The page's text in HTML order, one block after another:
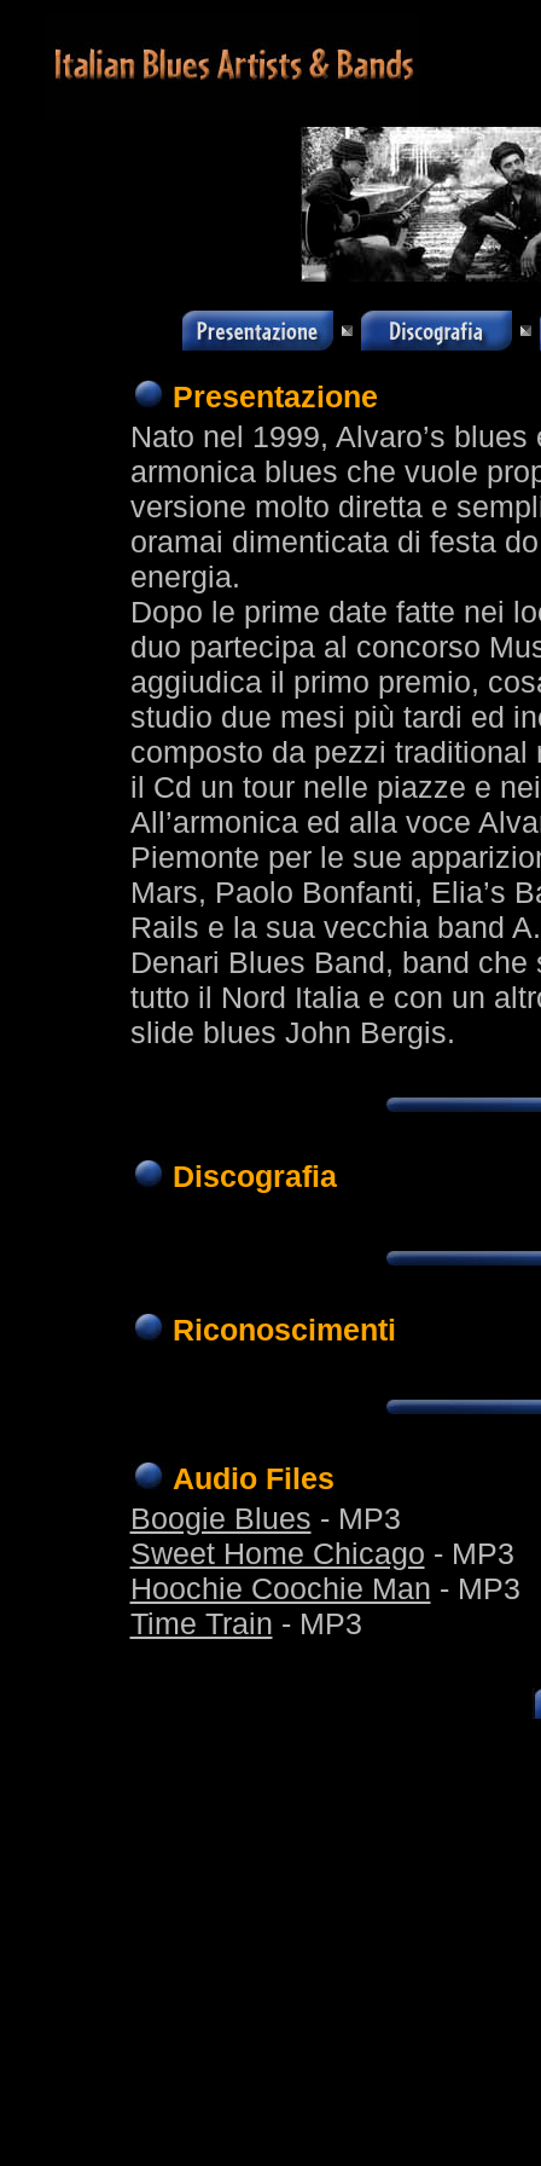
Presentazione
Nato nel 1999, Alvaro’s
armonica blues che vuole
versione molto diretta e
oramai dimenticata di festa
energia.
Dopo le prime date fatte nei
duo partecipa al concorso
aggiudica il primo premio,
studio due mesi più tardi ed
composto da pezzi
il Cd un tour nelle piazze e
All’armonica ed alla voce
Piemonte per le sue
Mars, Paolo Bonfanti, Elia’s
Rails e la sua vecchia band
Denari Blues Band, band
tutto il Nord Italia e con un
slide blues John Bergis.
Discografia
Riconoscimenti
Audio Files
Boogie Blues - MP3
Sweet Home Chicago - MP3
Hoochie Coochie Man - MP3
Time Train - MP3